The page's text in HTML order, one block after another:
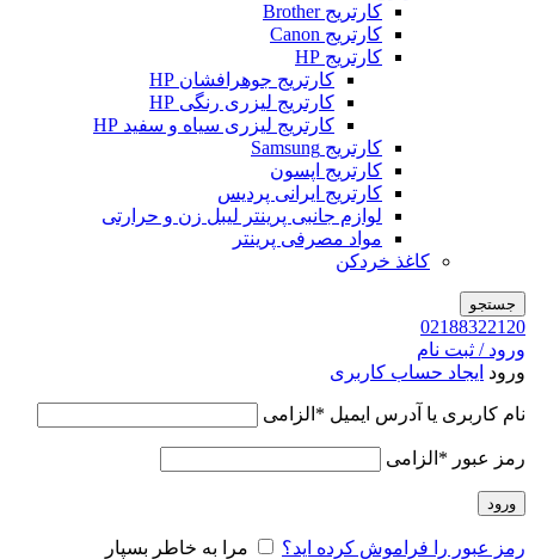
کارتریج Brother
کارتریج Canon
کارتریج HP
کارتریج جوهرافشان HP
کارتریج لیزری رنگی HP
کارتریج لیزری سیاه و سفید HP
کارتریج Samsung
کارتریج اپسون
کارتریج ایرانی پردیس
لوازم جانبی پرینتر لیبل زن و حرارتی
مواد مصرفی پرینتر
کاغذ خردکن
جستجو
02188322120
ورود / ثبت نام
ورود ایجاد حساب کاربری
نام کاربری یا آدرس ایمیل * الزامی
رمز عبور * الزامی
ورود
رمز عبور را فراموش کرده اید؟ مرا به خاطر بسپار